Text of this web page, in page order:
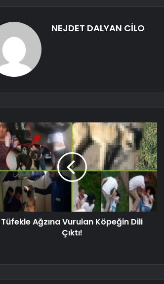
NEJDET DALYAN CİLO
Tüfekle Ağzına Vurulan Köpeğin Dili
Çıktı!